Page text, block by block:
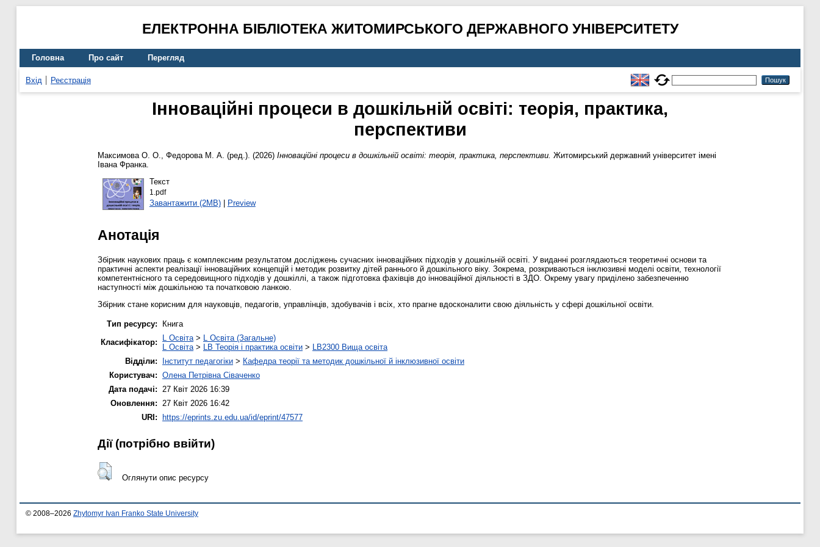
ЕЛЕКТРОННА БІБЛІОТЕКА ЖИТОМИРСЬКОГО ДЕРЖАВНОГО УНІВЕРСИТЕТУ
Головна Про сайт Перегляд
Вхід Реєстрація
Інноваційні процеси в дошкільній освіті: теорія, практика,
перспективи
Максимова О. О., Федорова М. А. (ред.). (2026) Інноваційні процеси в дошкільній освіті: теорія, практика, перспективи. Житомирський державний університет імені
Івана Франка.
Текст
1.pdf
Завантажити (2MB)| Preview
Анотація
Збірник наукових праць є комплексним результатом досліджень сучасних інноваційних підходів у дошкільній освіті. У виданні розглядаються теоретичні основи та
практичні аспекти реалізації інноваційних концепцій і методик розвитку дітей раннього й дошкільного віку. Зокрема, розкриваються інклюзивні моделі освіти, технології
компетентнісного та середовищного підходів у дошкіллі, а також підготовка фахівців до інноваційної діяльності в ЗДО. Окрему увагу приділено забезпеченню
наступності між дошкільною та початковою ланкою.
Збірник стане корисним для науковців, педагогів, управлінців, здобувачів і всіх, хто прагне вдосконалити свою діяльність у сфері дошкільної освіти.
Тип ресурсу:
Книга
Класифікатор:
L Освіта> L Освіта (Загальне)
L Освіта> LB Теорія і практика освіти > LB2300 Вища освіта
Відділи:
Інститут педагогіки > Кафедра теорії та методик дошкільної й інклюзивної освіти
Користувач: Олена Петрівна Сіваченко
Дата подачі: 27 Квіт 2026 16:39
Оновлення: 27 Квіт 2026 16:42
URI:
https://eprints.zu.edu.ua/id/eprint/47577
Дії ​​(потрібно ввійти)
Оглянути опис ресурсу
© 2008–2026 Zhytomyr Ivan Franko State University